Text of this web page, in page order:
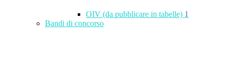
OIV (da pubblicare in tabelle) 1
Bandi di concorso